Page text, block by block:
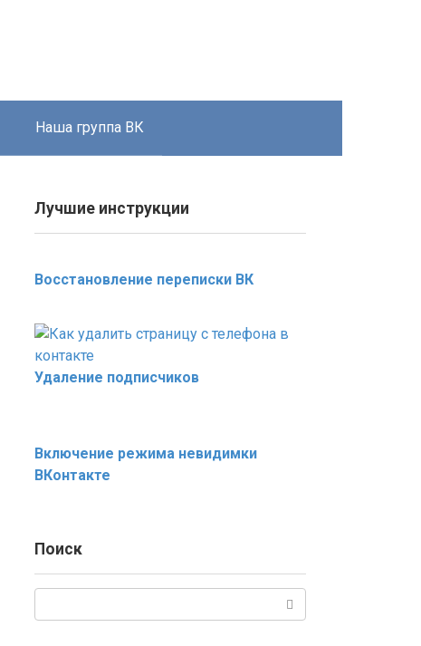
Наша группа ВК
Лучшие инструкции
Восстановление переписки ВК
Удаление подписчиков
Включение режима невидимки
ВКонтакте
Поиск